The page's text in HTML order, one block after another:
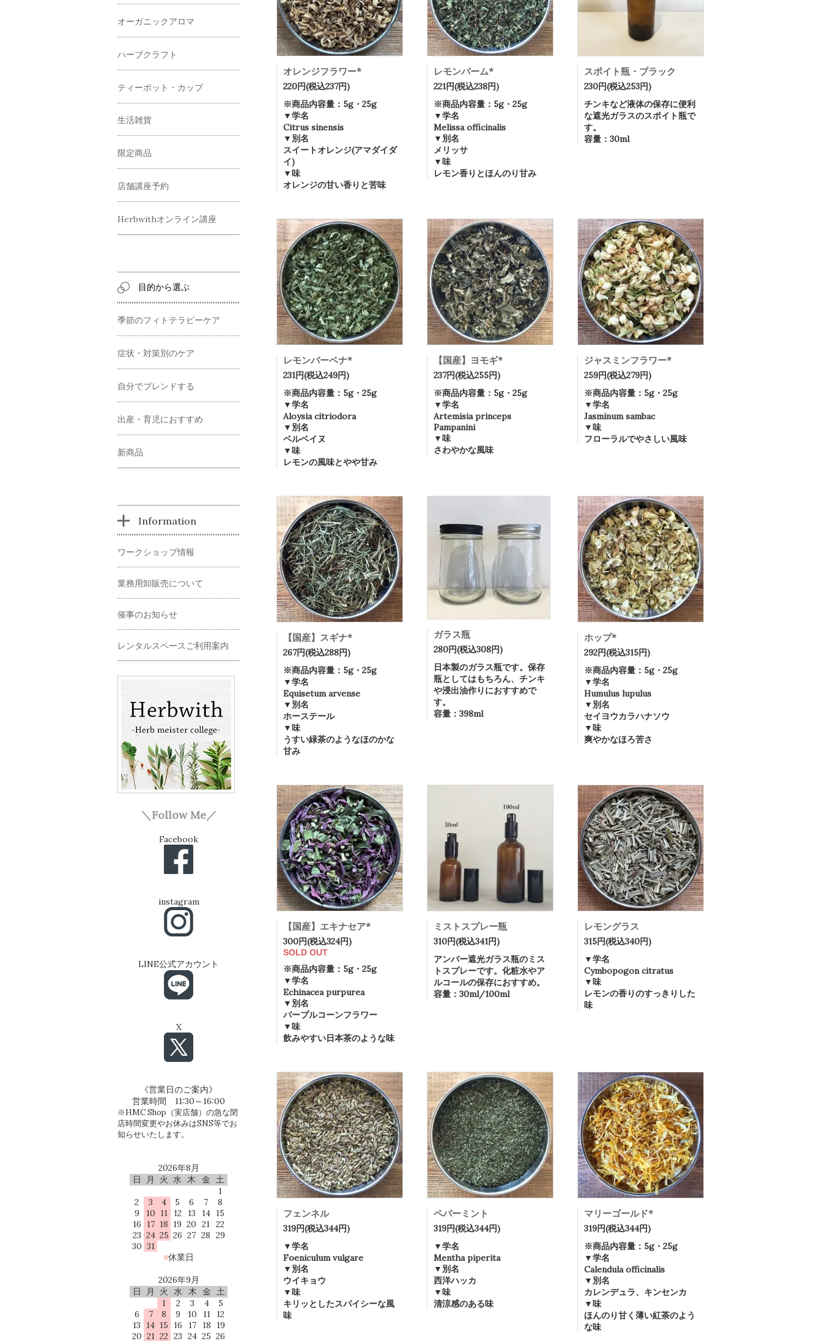
オレンジフラワー*
220円(税込237円)
※商品内容量：5g・25g
▼学名
Citrus sinensis
▼別名
スイートオレンジ(アマダイダ
イ)
▼味
オレンジの甘い香りと苦味
レモンバーム*
221円(税込238円)
※商品内容量：5g・25g
▼学名
Melissa officinalis
▼別名
メリッサ
▼味
レモン香りとほんのり甘み
スポイト瓶・ブラック
230円(税込253円)
チンキなど液体の保存に便利
な遮光ガラスのスポイト瓶で
す。
容量：30ml
レモンバーベナ*
231円(税込249円)
※商品内容量：5g・25g
▼学名
Aloysia citriodora
▼別名
ベルベイヌ
▼味
レモンの風味とやや甘み
【国産】ヨモギ*
237円(税込255円)
※商品内容量：5g・25g
▼学名
Artemisia princeps
Pampanini
▼味
さわやかな風味
ジャスミンフラワー*
259円(税込279円)
※商品内容量：5g・25g
▼学名
Jasminum sambac
▼味
フローラルでやさしい風味
【国産】スギナ*
267円(税込288円)
※商品内容量：5g・25g
▼学名
Equisetum arvense
▼別名
ホーステール
▼味
うすい緑茶のようなほのかな
甘み
ガラス瓶
280円(税込308円)
日本製のガラス瓶です。保存
瓶としてはもちろん、チンキ
や浸出油作りにおすすめで
す。
容量：398ml
ホップ*
292円(税込315円)
※商品内容量：5g・25g
▼学名
Humulus lupulus
▼別名
セイヨウカラハナソウ
▼味
爽やかなほろ苦さ
【国産】エキナセア*
300円(税込324円)
SOLD OUT
※商品内容量：5g・25g
▼学名
Echinacea purpurea
▼別名
パープルコーンフラワー
▼味
飲みやすい日本茶のような味
ミストスプレー瓶
310円(税込341円)
アンバー遮光ガラス瓶のミス
トスプレーです。化粧水やア
ルコールの保存におすすめ。
容量：30ml/100ml
レモングラス
315円(税込340円)
▼学名
Cymbopogon citratus
▼味
レモンの香りのすっきりした
味
フェンネル
319円(税込344円)
▼学名
Foeniculum vulgare
▼別名
ウイキョウ
▼味
キリッとしたスパイシーな風
味
ペパーミント
319円(税込344円)
▼学名
Mentha piperita
▼別名
西洋ハッカ
▼味
清涼感のある味
マリーゴールド*
319円(税込344円)
※商品内容量：5g・25g
▼学名
Calendula officinalis
▼別名
カレンデュラ、キンセンカ
▼味
ほんのり甘く薄い紅茶のよう
な味
オーガニックアロマ
ハーブクラフト
ティーポット・カップ
生活雑貨
限定商品
店舗講座予約
Herbwithオンライン講座
目的から選ぶ
季節のフィトテラピーケア
症状・対策別のケア
自分でブレンドする
出産・育児におすすめ
新商品
Information
ワークショップ情報
業務用卸販売について
催事のお知らせ
レンタルスペースご利用案内
＼Follow Me／
Facebook
instagram
LINE公式アカウント
X
《営業日のご案内》
営業時間 11:30～16:00
※HMC Shop（実店舗）の急な閉
店時間変更やお休みはSNS等でお
知らせいたします。
2026年8月
日
月 火 水 木 金
土
1
2
3 4 5 6 7
8
9
10 11 12 13 14 15
16
17 18 19 20 21
22
23 24 25 26 27 28 29
30 31
■休業日
2026年9月
日
月 火 水 木 金
土
1
2 3 4
5
6
7 8 9 10 11
12
13
14 15 16 17 18
19
20 21 22 23 24 25 26